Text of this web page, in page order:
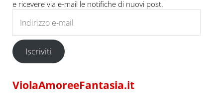
e ricevere via e-mail le notifiche di nuovi post.
Iscriviti
ViolaAmoreeFantasia.it